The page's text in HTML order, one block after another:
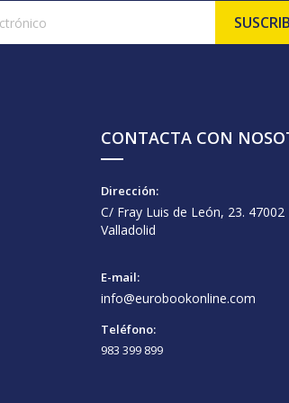
CONTACTA CON
Dirección:
C/ Fray Luis de León, 23. 47002
Valladolid
E-mail:
info@eurobookonline.com
Teléfono:
983 399 899